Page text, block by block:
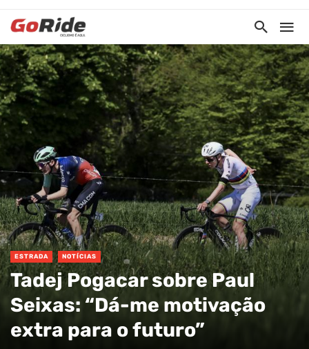
ESTRADA NOTÍCIAS
Tadej Pogacar sobre Paul
Seixas: “Dá-me motivação
extra para o futuro”